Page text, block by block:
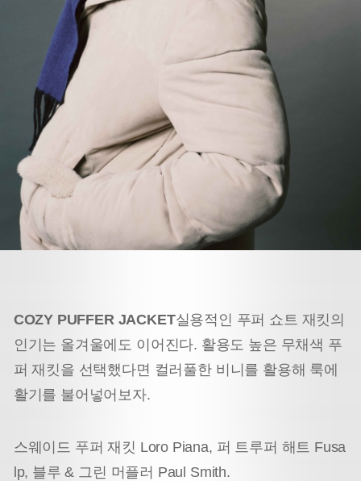
COZY PUFFER JACKET실용적인 푸퍼 쇼트 재킷의
인기는 올겨울에도 이어진다. 활용도 높은 무채색 푸
퍼 재킷을 선택했다면 컬러풀한 비니를 활용해 룩에
활기를 불어넣어보자.
스웨이드 푸퍼 재킷 Loro Piana, 퍼 트루퍼 해트 Fusa
lp, 블루 & 그린 머플러 Paul Smith.